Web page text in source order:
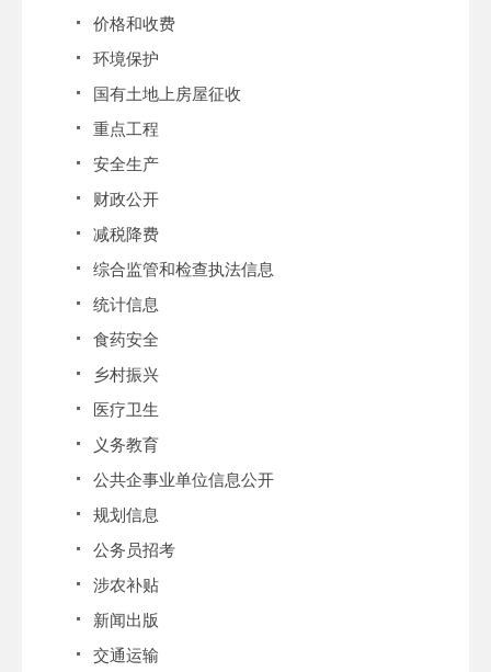
价格和收费
环境保护
国有土地上房屋征收
重点工程
安全生产
财政公开
减税降费
综合监管和检查执法信息
统计信息
食药安全
乡村振兴
医疗卫生
义务教育
公共企事业单位信息公开
规划信息
公务员招考
涉农补贴
新闻出版
交通运输